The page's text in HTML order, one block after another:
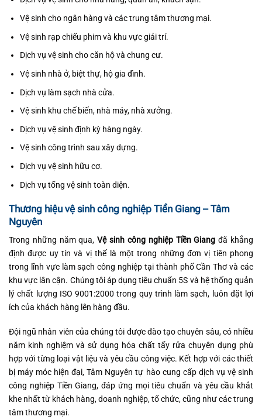
Vệ sinh cho ngân hàng và các trung tâm thương mại.
Vệ sinh rạp chiếu phim và khu vực giải trí.
Dịch vụ vệ sinh cho căn hộ và chung cư.
Vệ sinh nhà ở, biệt thự, hộ gia đình.
Dịch vụ làm sạch nhà cửa.
Vệ sinh khu chế biến, nhà máy, nhà xưởng.
Dịch vụ vệ sinh định kỳ hàng ngày.
Vệ sinh công trình sau xây dựng.
Dịch vụ vệ sinh hữu cơ.
Dịch vụ tổng vệ sinh toàn diện.
Thương hiệu vệ sinh công nghiệp Tiền Giang – Tâm
Nguyên
Trong những năm qua,Vệ sinh công nghiệp Tiền Giang đã khẳng
định được uy tín và vị thế là một trong những đơn vị tiên phong
trong lĩnh vực làm sạch công nghiệp tại thành phố Cần Thơ và các
khu vực lân cận. Chúng tôi áp dụng tiêu chuẩn 5S và hệ thống quản
lý chất lượng ISO 9001:2000 trong quy trình làm sạch, luôn đặt lợi
ích của khách hàng lên hàng đầu.
Đội ngũ nhân viên của chúng tôi được đào tạo chuyên sâu, có nhiều
năm kinh nghiệm và sử dụng hóa chất tẩy rửa chuyên dụng phù
hợp với từng loại vật liệu và yêu cầu công việc. Kết hợp với các thiết
bị máy móc hiện đại, Tâm Nguyên tự hào cung cấp dịch vụ vệ sinh
công nghiệp Tiền Giang, đáp ứng mọi tiêu chuẩn và yêu cầu khắt
khe nhất từ khách hàng, doanh nghiệp, tổ chức, cũng như các trung
tâm thương mại.